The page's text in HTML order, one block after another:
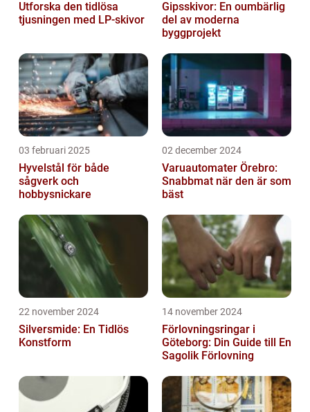
Utforska den tidlösa
tjusningen med LP-skivor
Gipsskivor: En oumbärlig
del av moderna
byggprojekt
03 februari 2025
Hyvelstål för både
sågverk och
hobbysnickare
02 december 2024
Varuautomater Örebro:
Snabbmat när den är som
bäst
22 november 2024
Silversmide: En Tidlös
Konstform
14 november 2024
Förlovningsringar i
Göteborg: Din Guide till En
Sagolik Förlovning